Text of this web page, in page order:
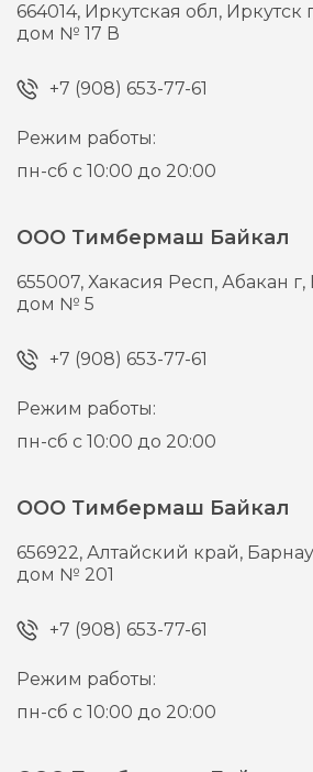
664014, Иркутская обл, Иркутск
дом № 17 В
+7 (908) 653-77-61
Режим работы:
пн-сб с 10:00 до 20:00
ООО Тимбермаш Байкал
655007,Хакасия Респ, Абакан г,
дом № 5
+7 (908) 653-77-61
Режим работы:
пн-сб с 10:00 до 20:00
ООО Тимбермаш Байкал
656922,Алтайский край,
дом № 201
+7 (908) 653-77-61
Режим работы:
пн-сб с 10:00 до 20:00